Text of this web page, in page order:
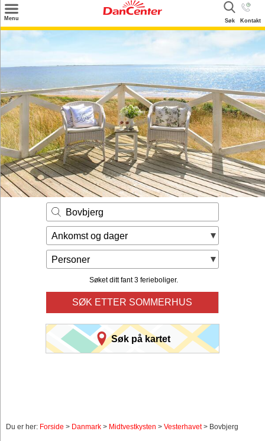
Menu Kontakt
Søk
Info
Service
Kontakt
Eier login
Bovbjerg
Ankomst og dager
Personer
Søket ditt fant 3 ferieboliger.
SØK ETTER SOMMERHUS
Søk på kartet
Du er her: Forside > Danmark > Midtvestkysten > Vesterhavet> Bovbjerg